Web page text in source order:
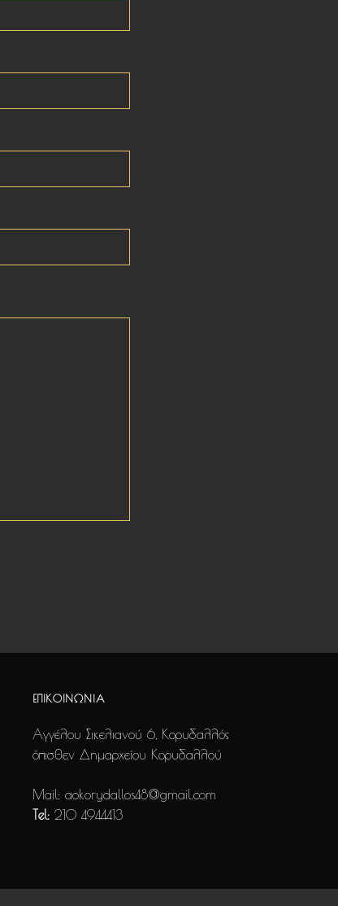
ΕΠΙΚΟΙΝΩΝΙΑ
Αγγέλου Σικελιανού 6, Κορυδαλλός
όπισθεν Δημαρχείου Κορυδαλλού
Mail:aokorydallos48@gmail.com
Tel: 210 4944413